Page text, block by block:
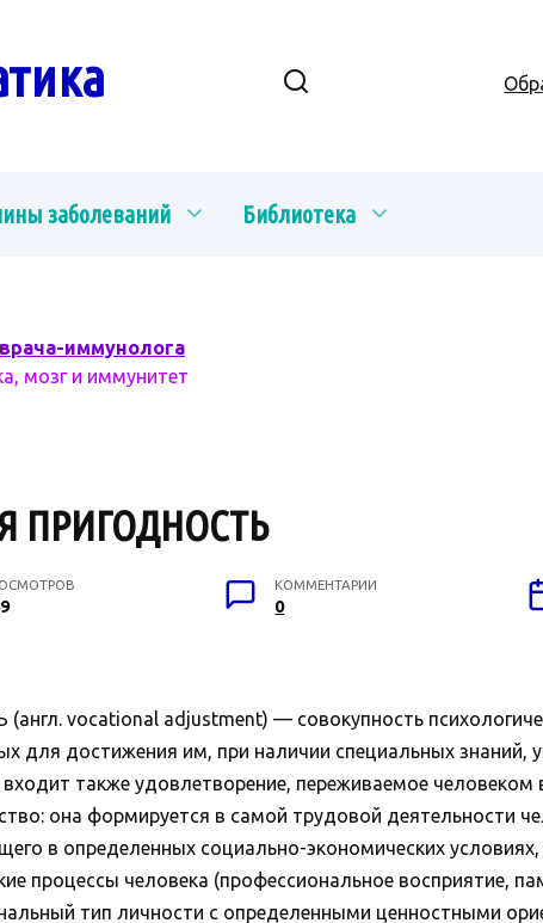
заболеваний Библиотека
иммунолога
мозг и иммунитет
ПРИГОДНОСТЬ
КОММЕНТАРИИ
0
vocational adjustment) — совокупность
для достижения им, при наличии специальных
также удовлетворение, переживаемое человеком
она формируется в самой трудовой деятельности
в определенных социально-экономических
процессы человека (профессиональное восприятие,
тип личности с определенными ценностными